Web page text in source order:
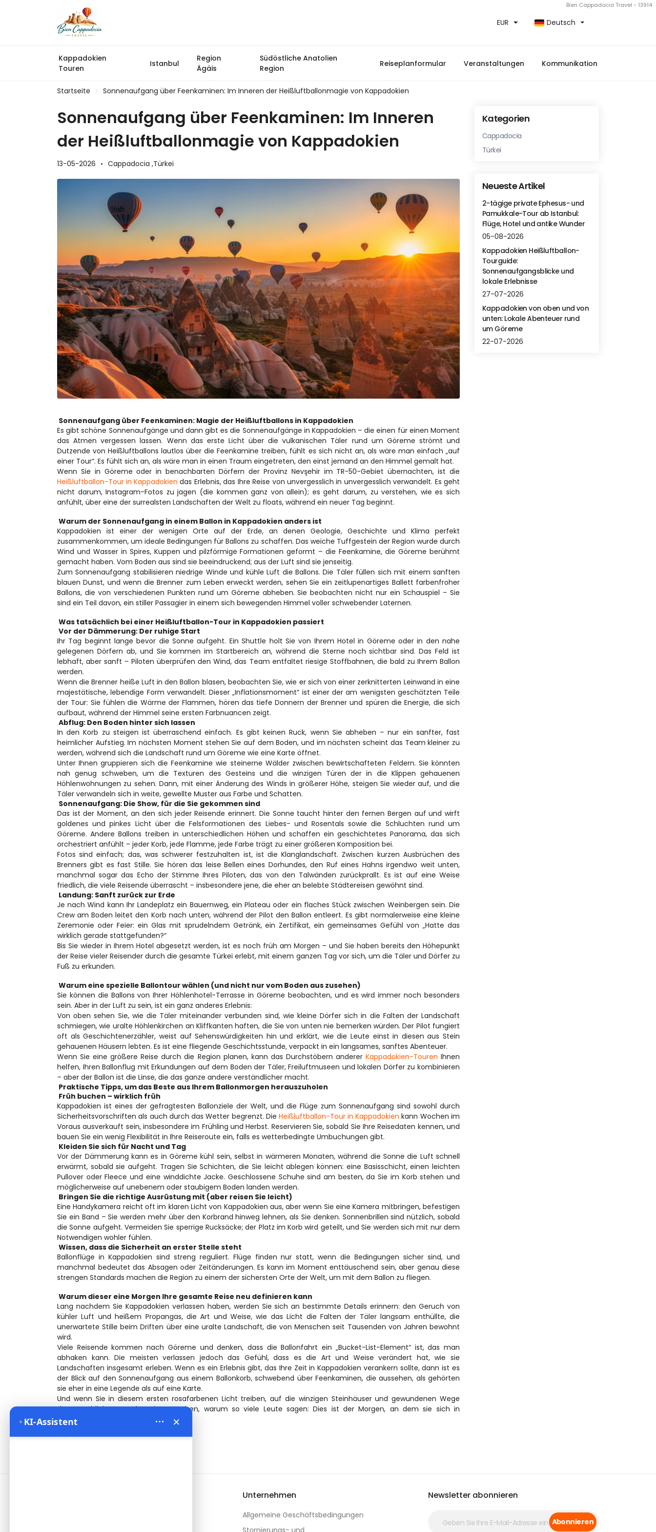
Bien Cappadocia Travel - 13914
EUR Deutsch
Kappadokien
Touren
Istanbul
Region
Ägäis
Südöstliche Anatolien
Region
Reiseplanformular Veranstaltungen Kommunikation
Startseite Sonnenaufgang über Feenkaminen: Im Inneren der Heißluftballonmagie von Kappadokien
Sonnenaufgang über Feenkaminen: Im Inneren
der Heißluftballonmagie von Kappadokien
13-05-2026 Cappadocia ,Türkei
Sonnenaufgang über Feenkaminen: Magie der Heißluftballons in Kappadokien
Es gibt schöne Sonnenaufgänge und dann gibt es die Sonnenaufgänge in Kappadokien – die einen für einen Moment
das Atmen vergessen lassen. Wenn das erste Licht über die vulkanischen Täler rund um Göreme strömt und
Dutzende von Heißluftballons lautlos über die Feenkamine treiben, fühlt es sich nicht an, als wäre man einfach „auf
einer Tour“. Es fühlt sich an, als wäre man in einen Traum eingetreten, den einst jemand an den Himmel gemalt hat.
Wenn Sie in Göreme oder in benachbarten Dörfern der Provinz Nevşehir im TR-50-Gebiet übernachten, ist die
Heißluftballon-Tour in Kappadokien das Erlebnis, das Ihre Reise von unvergesslich in unvergesslich verwandelt. Es geht
nicht darum, Instagram-Fotos zu jagen (die kommen ganz von allein); es geht darum, zu verstehen, wie es sich
anfühlt, über eine der surrealsten Landschaften der Welt zu floats, während ein neuer Tag beginnt.
Warum der Sonnenaufgang in einem Ballon in Kappadokien anders ist
Kappadokien ist einer der wenigen Orte auf der Erde, an denen Geologie, Geschichte und Klima perfekt
zusammenkommen, um ideale Bedingungen für Ballons zu schaffen. Das weiche Tuffgestein der Region wurde durch
Wind und Wasser in Spires, Kuppen und pilzförmige Formationen geformt – die Feenkamine, die Göreme berühmt
gemacht haben. Vom Boden aus sind sie beeindruckend; aus der Luft sind sie jenseitig.
Zum Sonnenaufgang stabilisieren niedrige Winde und kühle Luft die Ballons. Die Täler füllen sich mit einem sanften
blauen Dunst, und wenn die Brenner zum Leben erweckt werden, sehen Sie ein zeitlupenartiges Ballett farbenfroher
Ballons, die von verschiedenen Punkten rund um Göreme abheben. Sie beobachten nicht nur ein Schauspiel – Sie
sind ein Teil davon, ein stiller Passagier in einem sich bewegenden Himmel voller schwebender Laternen.
Was tatsächlich bei einer Heißluftballon-Tour in Kappadokien passiert
Vor der Dämmerung: Der ruhige Start
Ihr Tag beginnt lange bevor die Sonne aufgeht. Ein Shuttle holt Sie von Ihrem Hotel in Göreme oder in den nahe
gelegenen Dörfern ab, und Sie kommen im Startbereich an, während die Sterne noch sichtbar sind. Das Feld ist
lebhaft, aber sanft – Piloten überprüfen den Wind, das Team entfaltet riesige Stoffbahnen, die bald zu Ihrem Ballon
werden.
Wenn die Brenner heiße Luft in den Ballon blasen, beobachten Sie, wie er sich von einer zerknitterten Leinwand in eine
majestätische, lebendige Form verwandelt. Dieser „Inflationsmoment“ ist einer der am wenigsten geschätzten Teile
der Tour: Sie fühlen die Wärme der Flammen, hören das tiefe Donnern der Brenner und spüren die Energie, die sich
aufbaut, während der Himmel seine ersten Farbnuancen zeigt.
Abflug: Den Boden hinter sich lassen
In den Korb zu steigen ist überraschend einfach. Es gibt keinen Ruck, wenn Sie abheben – nur ein sanfter, fast
heimlicher Aufstieg. Im nächsten Moment stehen Sie auf dem Boden, und im nächsten scheint das Team kleiner zu
werden, während sich die Landschaft rund um Göreme wie eine Karte öffnet.
Unter Ihnen gruppieren sich die Feenkamine wie steinerne Wälder zwischen bewirtschafteten Feldern. Sie könnten
nah genug schweben, um die Texturen des Gesteins und die winzigen Türen der in die Klippen gehauenen
Höhlenwohnungen zu sehen. Dann, mit einer Änderung des Winds in größerer Höhe, steigen Sie wieder auf, und die
Täler verwandeln sich in weite, gewellte Muster aus Farbe und Schatten.
Sonnenaufgang: Die Show, für die Sie gekommen sind
Das ist der Moment, an den sich jeder Reisende erinnert. Die Sonne taucht hinter den fernen Bergen auf und wirft
goldenes und pinkes Licht über die Felsformationen des Liebes- und Rosentals sowie die Schluchten rund um
Göreme. Andere Ballons treiben in unterschiedlichen Höhen und schaffen ein geschichtetes Panorama, das sich
orchestriert anfühlt – jeder Korb, jede Flamme, jede Farbe trägt zu einer größeren Komposition bei.
Fotos sind einfach; das, was schwerer festzuhalten ist, ist die Klanglandschaft. Zwischen kurzen Ausbrüchen des
Brenners gibt es fast Stille. Sie hören das leise Bellen eines Dorhundes, den Ruf eines Hahns irgendwo weit unten,
manchmal sogar das Echo der Stimme Ihres Piloten, das von den Talwänden zurückprallt. Es ist auf eine Weise
friedlich, die viele Reisende überrascht – insbesondere jene, die eher an belebte Städtereisen gewöhnt sind.
Landung: Sanft zurück zur Erde
Je nach Wind kann Ihr Landeplatz ein Bauernweg, ein Plateau oder ein flaches Stück zwischen Weinbergen sein. Die
Crew am Boden leitet den Korb nach unten, während der Pilot den Ballon entleert. Es gibt normalerweise eine kleine
Zeremonie oder Feier: ein Glas mit sprudelndem Getränk, ein Zertifikat, ein gemeinsames Gefühl von „Hatte das
wirklich gerade stattgefunden?“
Bis Sie wieder in Ihrem Hotel abgesetzt werden, ist es noch früh am Morgen – und Sie haben bereits den Höhepunkt
der Reise vieler Reisender durch die gesamte Türkei erlebt, mit einem ganzen Tag vor sich, um die Täler und Dörfer zu
Fuß zu erkunden.
Warum eine spezielle Ballontour wählen (und nicht nur vom Boden aus zusehen)
Sie können die Ballons von Ihrer Höhlenhotel-Terrasse in Göreme beobachten, und es wird immer noch besonders
sein. Aber in der Luft zu sein, ist ein ganz anderes Erlebnis:
Von oben sehen Sie, wie die Täler miteinander verbunden sind, wie kleine Dörfer sich in die Falten der Landschaft
schmiegen, wie uralte Höhlenkirchen an Kliffkanten haften, die Sie von unten nie bemerken würden. Der Pilot fungiert
oft als Geschichtenerzähler, weist auf Sehenswürdigkeiten hin und erklärt, wie die Leute einst in diesen aus Stein
gehauenen Häusern lebten. Es ist eine fliegende Geschichtsstunde, verpackt in ein langsames, sanftes Abenteuer.
Wenn Sie eine größere Reise durch die Region planen, kann das Durchstöbern anderer Kappadokien-Touren Ihnen
helfen, Ihren Ballonflug mit Erkundungen auf dem Boden der Täler, Freiluftmuseen und lokalen Dörfer zu kombinieren
– aber der Ballon ist die Linse, die das ganze andere verständlicher macht.
Praktische Tipps, um das Beste aus Ihrem Ballonmorgen herauszuholen
Früh buchen – wirklich früh
Kappadokien ist eines der gefragtesten Ballonziele der Welt, und die Flüge zum Sonnenaufgang sind sowohl durch
Sicherheitsvorschriften als auch durch das Wetter begrenzt. Die Heißluftballon-Tour in Kappadokien kann Wochen im
Voraus ausverkauft sein, insbesondere im Frühling und Herbst. Reservieren Sie, sobald Sie Ihre Reisedaten kennen, und
bauen Sie ein wenig Flexibilität in Ihre Reiseroute ein, falls es wetterbedingte Umbuchungen gibt.
Kleiden Sie sich für Nacht und Tag
Vor der Dämmerung kann es in Göreme kühl sein, selbst in wärmeren Monaten, während die Sonne die Luft schnell
erwärmt, sobald sie aufgeht. Tragen Sie Schichten, die Sie leicht ablegen können: eine Basisschicht, einen leichten
Pullover oder Fleece und eine winddichte Jacke. Geschlossene Schuhe sind am besten, da Sie im Korb stehen und
möglicherweise auf unebenem oder staubigem Boden landen werden.
Bringen Sie die richtige Ausrüstung mit (aber reisen Sie leicht)
Eine Handykamera reicht oft im klaren Licht von Kappadokien aus, aber wenn Sie eine Kamera mitbringen, befestigen
Sie ein Band – Sie werden mehr über den Korbrand hinweg lehnen, als Sie denken. Sonnenbrillen sind nützlich, sobald
die Sonne aufgeht. Vermeiden Sie sperrige Rucksäcke; der Platz im Korb wird geteilt, und Sie werden sich mit nur dem
Notwendigen wohler fühlen.
Wissen, dass die Sicherheit an erster Stelle steht
Ballonflüge in Kappadokien sind streng reguliert. Flüge finden nur statt, wenn die Bedingungen sicher sind, und
manchmal bedeutet das Absagen oder Zeitänderungen. Es kann im Moment enttäuschend sein, aber genau diese
strengen Standards machen die Region zu einem der sichersten Orte der Welt, um mit dem Ballon zu fliegen.
Warum dieser eine Morgen Ihre gesamte Reise neu definieren kann
Lang nachdem Sie Kappadokien verlassen haben, werden Sie sich an bestimmte Details erinnern: den Geruch von
kühler Luft und heißem Propangas, die Art und Weise, wie das Licht die Falten der Täler langsam enthüllte, die
unerwartete Stille beim Driften über eine uralte Landschaft, die von Menschen seit Tausenden von Jahren bewohnt
wird.
Viele Reisende kommen nach Göreme und denken, dass die Ballonfahrt ein „Bucket-List-Element“ ist, das man
abhaken kann. Die meisten verlassen jedoch das Gefühl, dass es die Art und Weise verändert hat, wie sie
Landschaften insgesamt erleben. Wenn es ein Erlebnis gibt, das Ihre Zeit in Kappadokien verankern sollte, dann ist es
der Blick auf den Sonnenaufgang aus einem Ballonkorb, schwebend über Feenkaminen, die aussehen, als gehörten
sie eher in eine Legende als auf eine Karte.
Und wenn Sie in diesem ersten rosafarbenen Licht treiben, auf die winzigen Steinhäuser und gewundenen Wege
darunter blicken, werden Sie verstehen, warum so viele Leute sagen: Dies ist der Morgen, an dem sie sich in
Kappadokien verliebt haben.
Kategorien
Cappadocia
Türkei
Neueste Artikel
2-tägige private Ephesus- und
Pamukkale-Tour ab Istanbul:
Flüge, Hotel und antike Wunder
05-08-2026
Kappadokien Heißluftballon-
Tourguide:
Sonnenaufgangsblicke und
lokale Erlebnisse
27-07-2026
Kappadokien von oben und von
unten: Lokale Abenteuer rund
um Göreme
22-07-2026
Unternehmen
Allgemeine Geschäftsbedingungen
Stornierungs- und
Newsletter abonnieren
Abonnieren
✦KI-Assistent ×